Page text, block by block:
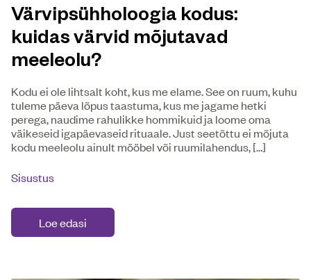
Värvipsühholoogia kodus:
kuidas värvid mõjutavad
meeleolu?
Kodu ei ole lihtsalt koht, kus me elame. See on ruum, kuhu
tuleme päeva lõpus taastuma, kus me jagame hetki
perega, naudime rahulikke hommikuid ja loome oma
väikeseid igapäevaseid rituaale. Just seetõttu ei mõjuta
kodu meeleolu ainult mööbel või ruumilahendus, […]
Sisustus
Loe edasi